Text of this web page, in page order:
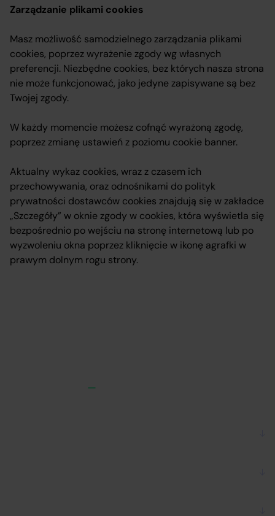
Zarządzanie plikami cookies
Masz możliwość samodzielnego zarządzania plikami
cookies, poprzez wyrażenie zgody wg własnych
preferencji. Niezbędne cookies, bez których nasza strona
nie może funkcjonować, jako jedyne zapisywane są bez
Twojej zgody.
W każdy momencie możesz cofnąć wyrażoną zgodę,
poprzez zmianę ustawień z poziomu cookie banner.
Aktualny wykaz cookies, wraz z czasem ich
przechowywania, oraz odnośnikami do polityk
prywatności dostawców cookies znajdują się w zakładce
„Szczegóły” w oknie zgody w cookies, która wyświetla się
bezpośrednio po wejściu na stronę internetową lub po
wyzwoleniu okna poprzez kliknięcie w ikonę agrafki w
prawym dolnym rogu strony.